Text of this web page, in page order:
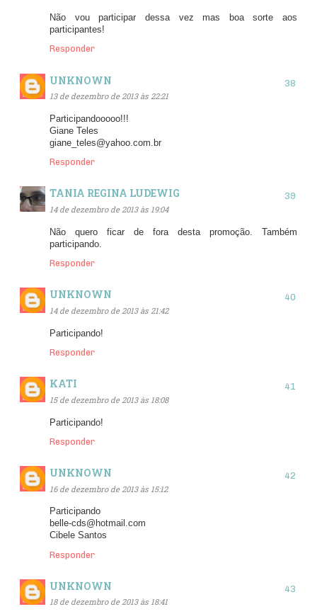
Não vou participar dessa vez mas boa sorte aos
participantes!
Responder
UNKNOWN
13 de dezembro de 2013 às 22:21
Participandooooo!!!
Giane Teles
giane_teles@yahoo.com.br
Responder
TANIA REGINA LUDEWIG
14 de dezembro de 2013 às 19:04
Não quero ficar de fora desta promoção. Também
participando.
Responder
UNKNOWN
14 de dezembro de 2013 às 21:42
Participando!
Responder
KATI
15 de dezembro de 2013 às 18:08
Participando!
Responder
UNKNOWN
16 de dezembro de 2013 às 15:12
Participando
belle-cds@hotmail.com
Cibele Santos
Responder
UNKNOWN
18 de dezembro de 2013 às 18:41